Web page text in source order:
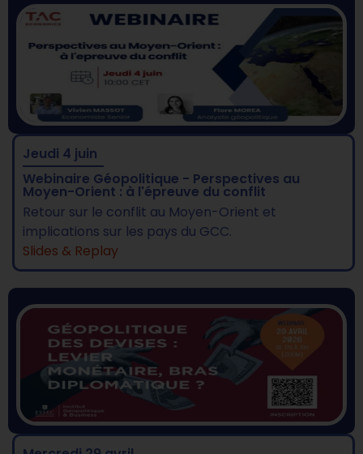
Jeudi 4 juin
Webinaire Géopolitique - Perspectives au
Moyen-Orient : à l'épreuve du conflit
Retour sur le conflit au Moyen-Orient et
implications sur les pays du GCC.
Slides & Replay